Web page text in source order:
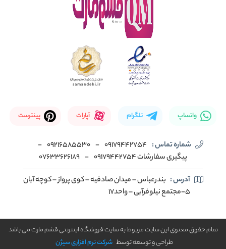
واتساپ تلگرام آپارات پینترست
شماره تماس : 09179442754
-
09216585530
-
پیگیری سفارشات 09179442754
-
07633626189
آدرس : بندرعباس – میدان صادقیه – کوی پرواز – کوچه آبان
5-مجتمع نیلوفرآبی – واحد17
تمام حقوق معنوی این سایت مربوط به سایت فروشگاه اینترنتی قشم مارت می باشد
طراحی و توسعه توسط شرکت نرم افزاری سیژن